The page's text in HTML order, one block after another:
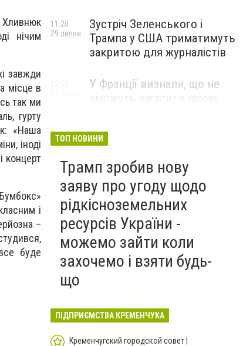
Хливнюк
нічим
завжди
місце в
так ми
гурту
«Наша
іноді
концерт
і
–
буде
Зустріч Зеленського і
Трампа у США триматимуть
закритою для журналістів
11:20
29 липня
У Франції визнали, що не
ТОП НОВИНИ
Трамп зробив нову
заяву про угоду щодо
рідкісноземельних
ресурсів України -
можемо зайти коли
захочемо і взяти будь-
що
ПІДПРИЄМСТВА КРЕМЕНЧУКА
Кременчугский городской совет |